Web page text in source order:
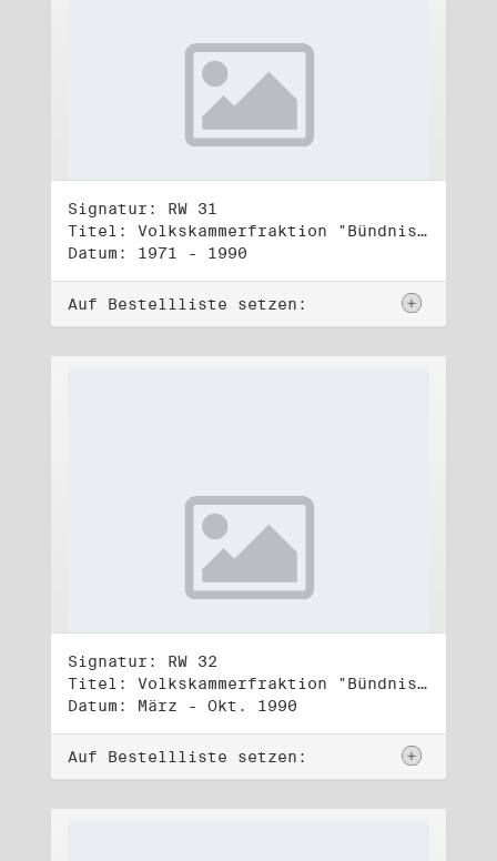
Signatur: RW 31
Titel: Volkskammerfraktion "Bündnis 90/Grüne" (3)
Datum: 1971 - 1990
Auf Bestellliste setzen:
Signatur: RW 32
Titel: Volkskammerfraktion "Bündnis 90/Grüne" (4)
Datum: März - Okt. 1990
Auf Bestellliste setzen: